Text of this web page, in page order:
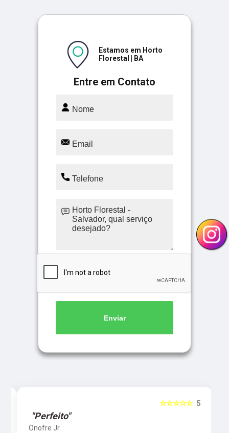
Entre em Contato
Estamos em Horto
Florestal | BA
Enviar
5
☆☆☆☆☆
"Perfeito"
Onofre Jr.